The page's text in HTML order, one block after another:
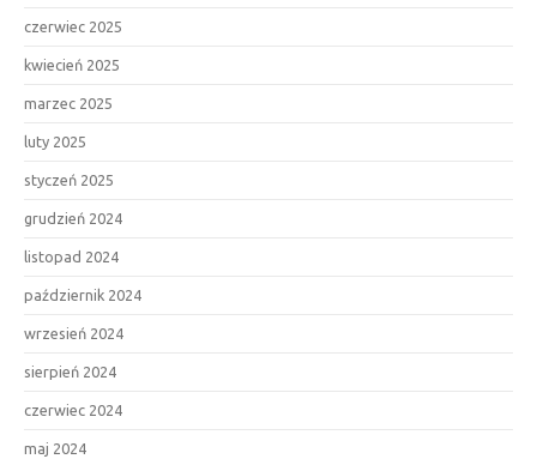
czerwiec 2025
kwiecień 2025
marzec 2025
luty 2025
styczeń 2025
grudzień 2024
listopad 2024
październik 2024
wrzesień 2024
sierpień 2024
czerwiec 2024
maj 2024